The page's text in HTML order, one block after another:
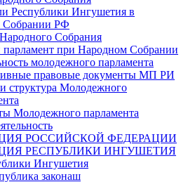
Республики Ингушетия в
Собрании РФ
Собрания
при Народном Собрании
молодежного парламента
правовые документы МП РИ
структура Молодежного
Молодежного парламента
РОССИЙСКОЙ ФЕДЕРАЦИИ
РЕСПУБЛИКИ ИНГУШЕТИЯ
Ингушетия
законаш